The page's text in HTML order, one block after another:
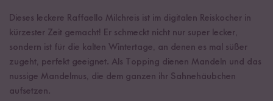
Dieses leckere Raffaello Milchreis ist im digitalen Reiskocher in
kürzester Zeit gemacht! Er schmeckt nicht nur super lecker,
sondern ist für die kalten Wintertage, an denen es mal süßer
zugeht, perfekt geeignet. Als Topping dienen Mandeln und das
nussige Mandelmus, die dem ganzen ihr Sahnehäubchen
aufsetzen.